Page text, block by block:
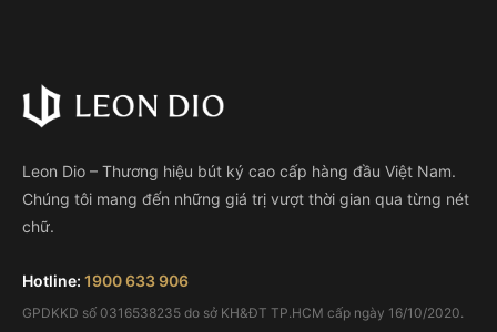
Leon Dio – Thương hiệu bút ký cao cấp hàng đầu Việt Nam.
Chúng tôi mang đến những giá trị vượt thời gian qua từng nét
chữ.
Hotline: 1900 633 906
GPDKKD số 0316538235 do sở KH&ĐT TP.HCM cấp ngày 16/10/2020.